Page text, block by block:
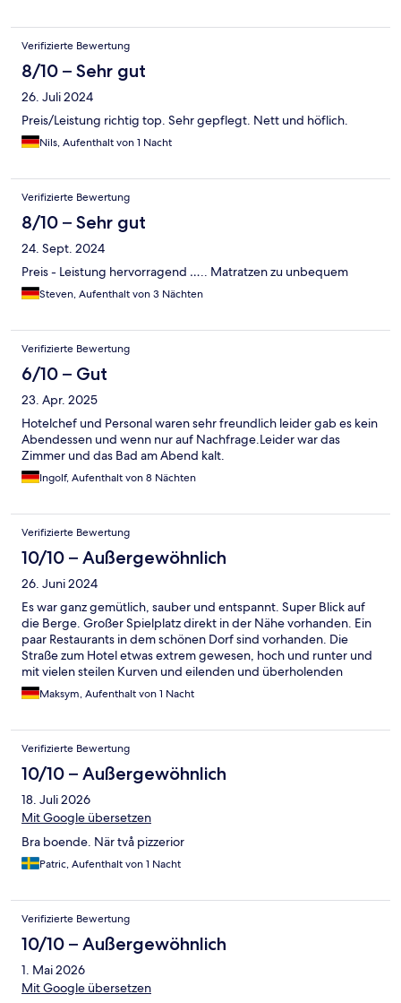
Verifizierte Bewertung
8/10 – Sehr gut
26. Juli 2024
Preis/Leistung richtig top. Sehr gepflegt. Nett und höflich.
Nils, Aufenthalt von 1 Nacht
Verifizierte Bewertung
8/10 – Sehr gut
24. Sept. 2024
Preis - Leistung hervorragend ….. Matratzen zu unbequem
Steven, Aufenthalt von 3 Nächten
Verifizierte Bewertung
6/10 – Gut
23. Apr. 2025
Hotelchef und Personal waren sehr freundlich leider gab es kein
Abendessen und wenn nur auf Nachfrage.Leider war das
Zimmer und das Bad am Abend kalt.
Ingolf, Aufenthalt von 8 Nächten
Verifizierte Bewertung
10/10 – Außergewöhnlich
26. Juni 2024
Es war ganz gemütlich, sauber und entspannt. Super Blick auf
die Berge. Großer Spielplatz direkt in der Nähe vorhanden. Ein
paar Restaurants in dem schönen Dorf sind vorhanden. Die
Straße zum Hotel etwas extrem gewesen, hoch und runter und
mit vielen steilen Kurven und eilenden und überholenden
Motorradfahrern und italienischen einheimischen... Sonst alles
freundlich und zufrieden. Natürlich kann ich auch weiter
Maksym, Aufenthalt von 1 Nacht
Verifizierte Bewertung
10/10 – Außergewöhnlich
18. Juli 2026
Mit Google übersetzen
Bra boende. När två pizzerior
Patric, Aufenthalt von 1 Nacht
Verifizierte Bewertung
10/10 – Außergewöhnlich
1. Mai 2026
Mit Google übersetzen